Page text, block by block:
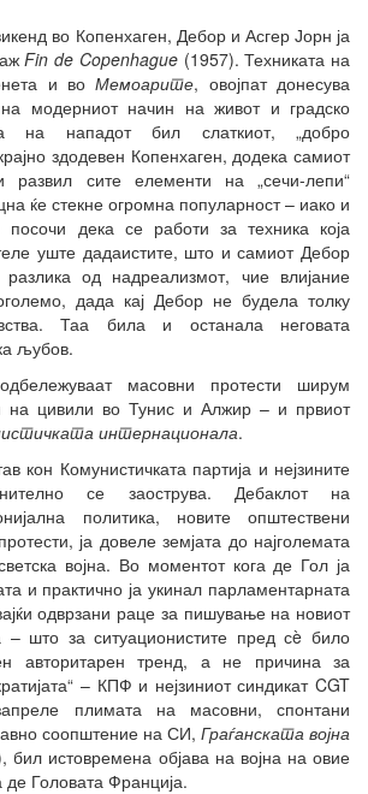
во Копенхаген, Дебор и Асгер Јорн ја
Fin de Copenhague(1957). Техниката на
и воМемоарите, овојпат донесува
на модерниот начин на живот и градско
на нападот бил слаткиот, „добро
здодевен Копенхаген, додека самиот
развил сите елементи на „сечи-лепи“
ќе стекне огромна популарност – иако и
дека се работи за техника која
уште дадаистите, што и самиот Дебор
од надреализмот, чие влијание
дада кај Дебор не будела толку
Таа била и останала неговата
љубов.
масовни протести ширум
на цивили во Тунис и Алжир – и првиот
интернационала.
кон Комунистичката партија и нејзините
се заострува. Дебаклот на
политика, новите општествени
ја довеле земјата до најголемата
војна. Во моментот кога де Гол ја
и практично ја укинал парламентарната
одврзани раце за пишување на новиот
– што за ситуационистите пред сè било
авторитарен тренд, а не причина за
– КПФ и нејзиниот синдикат CGT
плимата на масовни, спонтани
соопштение на СИ, Граѓанската војна
бил истовремена објава на војна на овие
Головата Франција.